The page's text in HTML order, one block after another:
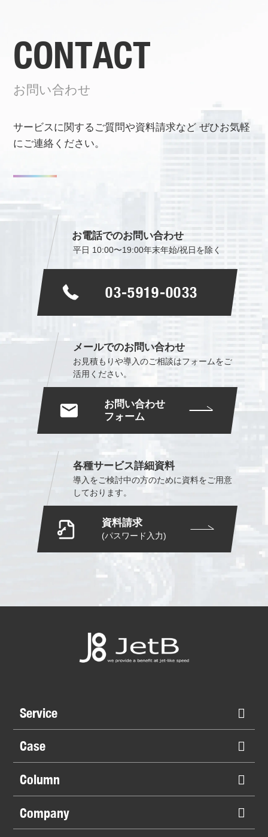
CONTACT
お問い合わせ
サービスに関するご質問や資料請求などぜひお気軽
にご連絡ください。
お電話でのお問い合わせ
平日 10:00〜19:00年末年始/祝日を除く
03-5919-0033
メールでのお問い合わせ
お見積もりや導入のご相談はフォームをご
活用ください。
お問い合わせ
フォーム
各種サービス詳細資料
導入をご検討中の方のために資料をご用意
しております。
資料請求
(パスワード入力)
Service
Case
Column
Company